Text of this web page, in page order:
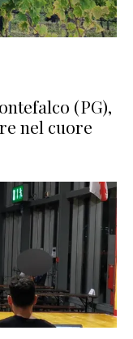
(PG),
nel cuore